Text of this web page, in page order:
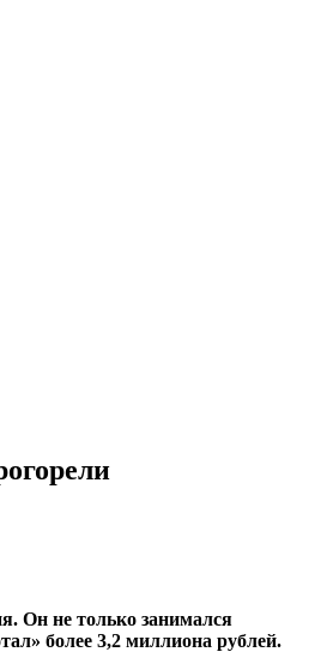
Он не только занимался
более 3,2 миллиона рублей.